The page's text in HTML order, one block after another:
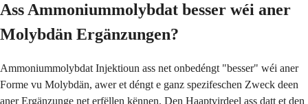
Ass Ammoniummolybdat besser wéi aner
Molybdän Ergänzungen?
Ammoniummolybdat Injektioun ass net onbedéngt "besser" wéi aner
Forme vu Molybdän, awer et déngt e ganz spezifeschen Zweck deen
aner Ergänzunge net erfëllen kënnen. Den Haaptvirdeel ass datt et den